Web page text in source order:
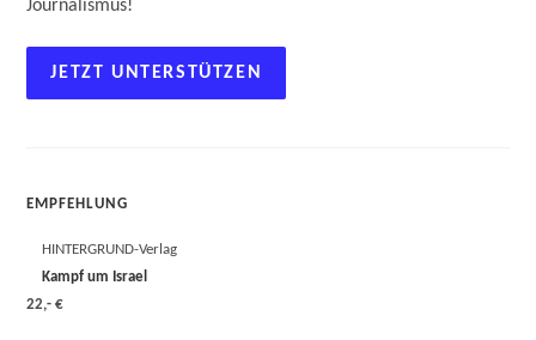
Journalismus!
JETZT UNTERSTÜTZEN
EMPFEHLUNG
HINTERGRUND-Verlag
Kampf um Israel
22,- €